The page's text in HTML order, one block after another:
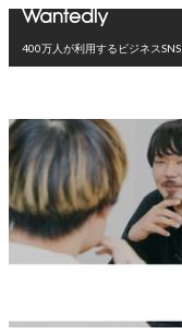
400万人が利用するビジネスSNS